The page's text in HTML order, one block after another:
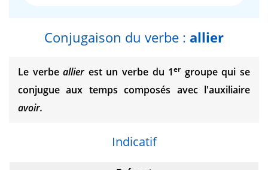
Conjugaison du verbe : allier
Le verbeallier est un verbe du 1er groupe qui se
conjugue aux temps composés avec l'auxiliaire
avoir.
Indicatif